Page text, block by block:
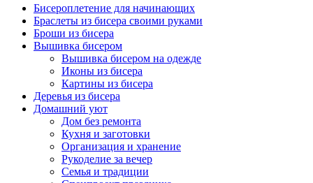
Бисероплетение для начинающих
Браслеты из бисера своими руками
Броши из бисера
Вышивка бисером
Вышивка бисером на одежде
Иконы из бисера
Картины из бисера
Деревья из бисера
Домашний уют
Дом без ремонта
Кухня и заготовки
Организация и хранение
Рукоделие за вечер
Семья и традиции